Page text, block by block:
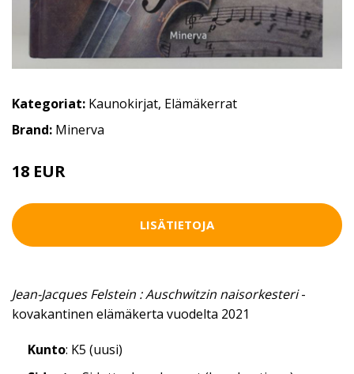
Kategoriat: Kaunokirjat, Elämäkerrat
Brand: Minerva
18 EUR
LISÄTIETOJA
Jean-Jacques Felstein : Auschwitzin naisorkesteri-
kovakantinen elämäkerta vuodelta 2021
Kunto: K5 (uusi)